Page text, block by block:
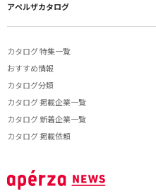
アペルザカタログ
カタログ 特集一覧
おすすめ情報
カタログ分類
カタログ 掲載企業一覧
カタログ 新着企業一覧
カタログ 掲載依頼